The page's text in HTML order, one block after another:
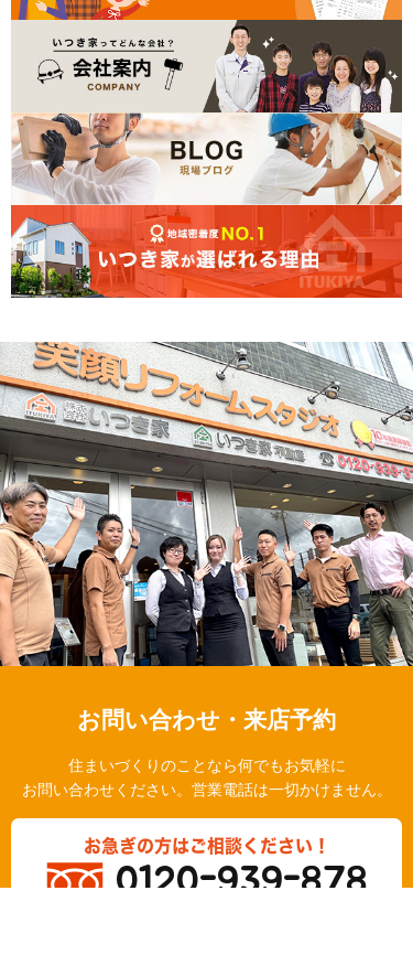
お問い合わせ・来店予約
住まいづくりのことなら何でもお気軽に
お問い合わせください。営業電話は一切かけません。
お急ぎの方はご相談ください！
0120-939-878